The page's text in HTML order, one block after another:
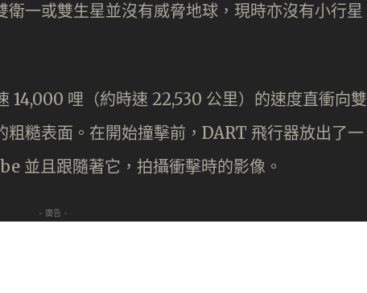
一或雙生星並沒有威脅地球，現時亦沒有小行星
14,000 哩（約時速 22,530 公里）的速度直衝向雙
糙表面。在開始撞擊前，DART 飛行器放出了一
並且跟隨著它，拍攝衝擊時的影像。
- 廣告 -